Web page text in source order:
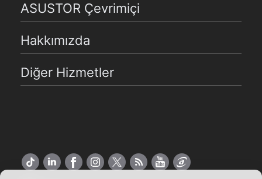
ASUSTOR Çevrimiçi
Hakkımızda
Diğer Hizmetler